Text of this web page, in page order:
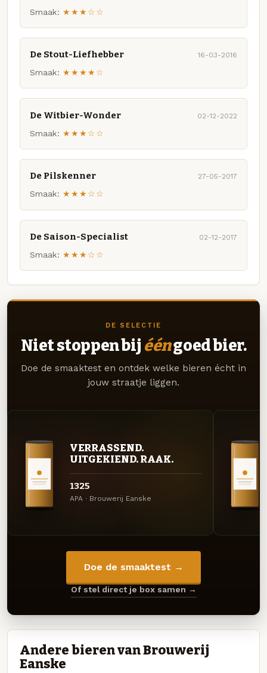
Smaak: ★★★☆☆
De Stout-Liefhebber 16-03-2016
Smaak: ★★★★☆
De Witbier-Wonder 02-12-2022
Smaak: ★★★☆☆
De Pilskenner 27-05-2017
Smaak: ★★★☆☆
De Saison-Specialist 02-12-2017
Smaak: ★★★☆☆
DE SELECTIE
Niet stoppen bij ééngoed bier.
Doe de smaaktest en ontdek welke bieren écht in
jouw straatje liggen.
VERRASSEND.
UITGEKIEND. RAAK.
1325
APA · Brouwerij Eanske
Doe de smaaktest →
Of stel direct je box samen →
Andere bieren van Brouwerij
Eanske